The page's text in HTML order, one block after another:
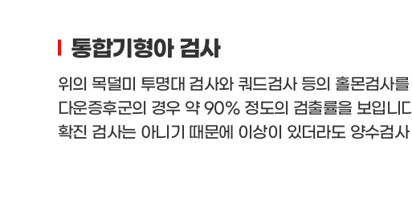
통합기형아 검사
위의 목덜미 투명대 검사와 쿼드검사 등의 홀몬검사
다운증후군의 경우 약 90% 정도의 검출률을 보입니
확진 검사는 아니기 때문에 이상이 있더라도 양수검